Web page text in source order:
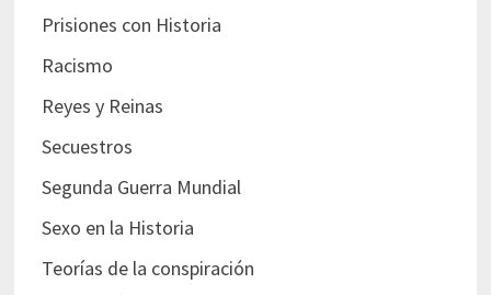
Prisiones con Historia
Racismo
Reyes y Reinas
Secuestros
Segunda Guerra Mundial
Sexo en la Historia
Teorías de la conspiración